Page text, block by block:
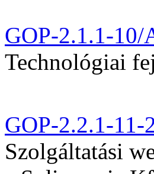
GOP-2.1.1-10/
Technológiai
GOP-2.2.1-11-
Szolgáltatási